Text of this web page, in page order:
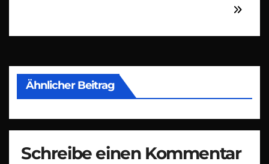
Ähnlicher Beitrag
Schreibe einen Kommentar